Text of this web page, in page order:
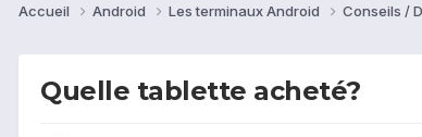
Accueil Android Les terminaux Android Conseils /
Quelle tablette acheté?